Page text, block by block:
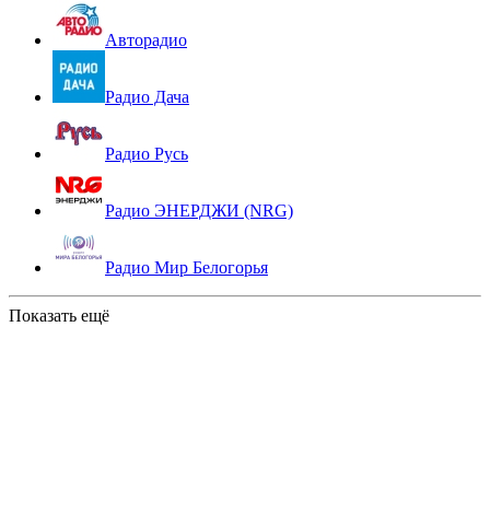
Авторадио
Радио Дача
Радио Русь
Радио ЭНЕРДЖИ (NRG)
Радио Мир Белогорья
Показать ещё